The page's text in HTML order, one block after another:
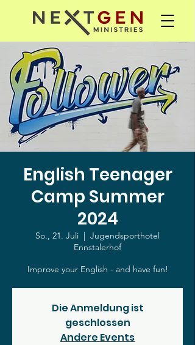
English Teenager
Camp Summer
2024
So., 21. Juli
  |
Jugendsporthotel
Ennstalerhof
Improve your English - and have fun!
Die Anmeldung ist
geschlossen
Andere Events